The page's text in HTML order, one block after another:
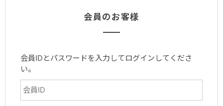
会員のお客様
会員IDとパスワードを入力してログインしてくださ
い。